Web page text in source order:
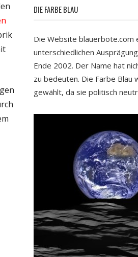
DIE FARBE BLAU
Die Website blauerbote.com
unterschiedlichen
Ende 2002. Der Name hat
zu bedeuten. Die Farbe Blau
gewählt, da sie politisch